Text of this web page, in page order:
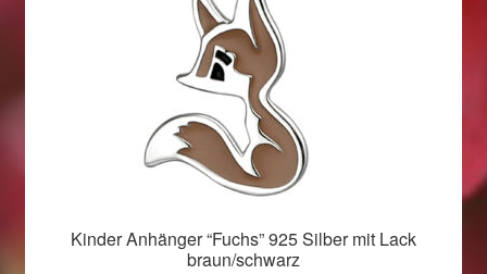
Weihnachtsangebote 2021
Woocommerce Predictive Search
Kinder Anhänger “Fuchs” 925 Silber mit Lack
braun/schwarz